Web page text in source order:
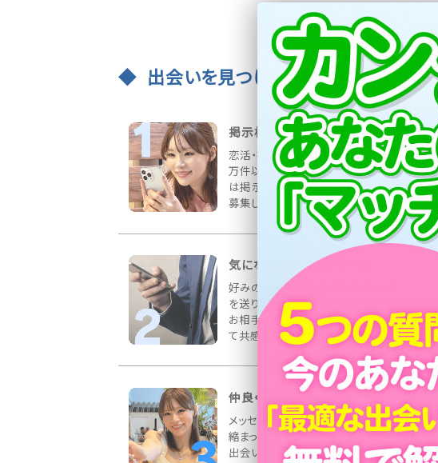
出会いを見つける3ステップ
掲示板で出会いを募集
恋活・婚活など様々な募集が毎日3
万件以上書き込まれています！まず
は掲示板にお相手の希望を書いて
募集しましょう！
気になる相手にメッセージ
好みのお相手を見つけてメッセージ
を送りましょう！プロフィールなどの
お相手の情報をしっかりチェックし
て共感を得られる内容が◎
仲良くなったら待ち合わせ
メッセージ交換でお相手との距離が
縮まったら、デートの約束を！素敵な
出会いを応援しています♪